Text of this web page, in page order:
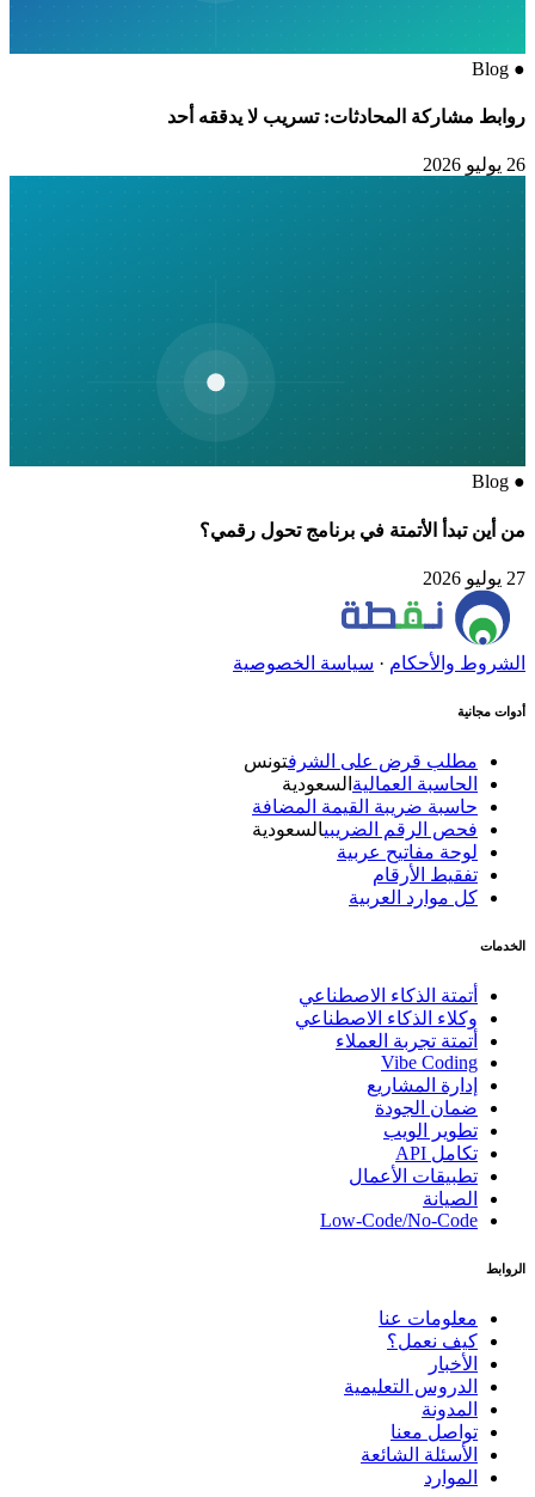
●
Blog
روابط مشاركة المحادثات: تسريب لا يدققه أحد
26 يوليو 2026
●
Blog
من أين تبدأ الأتمتة في برنامج تحول رقمي؟
27 يوليو 2026
الشروط والأحكام· سياسة الخصوصية
أدوات مجانية
مطلب قرض على الشرف تونس
الحاسبة العماليةالسعودية
حاسبة ضريبة القيمة المضافة
فحص الرقم الضريبيالسعودية
لوحة مفاتيح عربية
تفقيط الأرقام
كل موارد العربية
الخدمات
أتمتة الذكاء الاصطناعي
وكلاء الذكاء الاصطناعي
أتمتة تجربة العملاء
Vibe Coding
إدارة المشاريع
ضمان الجودة
تطوير الويب
تكامل API
تطبيقات الأعمال
الصيانة
Low-Code/No-Code
الروابط
معلومات عنا
كيف نعمل؟
الأخبار
الدروس التعليمية
المدونة
تواصل معنا
الأسئلة الشائعة
الموارد